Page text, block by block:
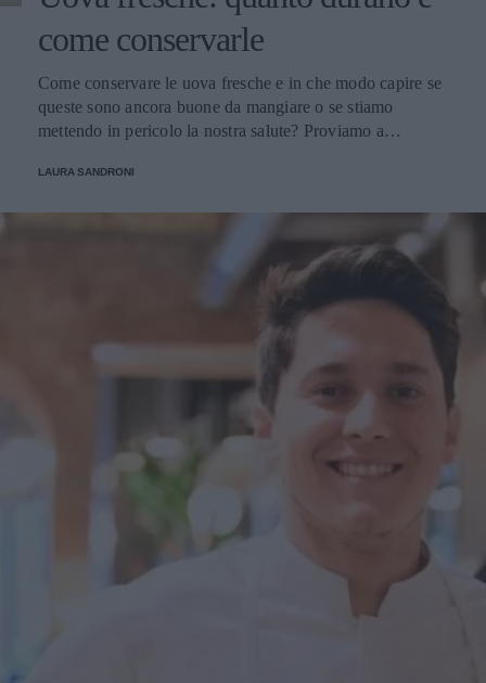
ermetico.
come conservarle
Come conservare le uova fresche e in che modo capire se
queste sono ancora buone da mangiare o se stiamo
mettendo in pericolo la nostra salute? Proviamo a
LAURA SANDRONI